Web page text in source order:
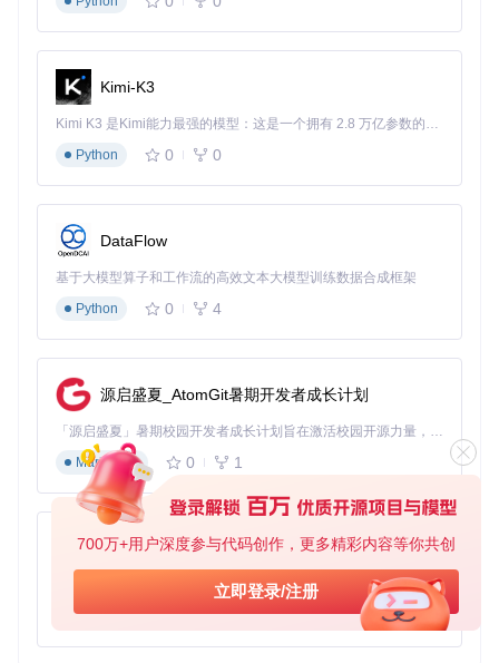
700万+用户深度参与代码创作，更多精彩内容等你共创
立即登录/注册
Umi-OCR默认通过1224端口提供HTTP服务，启动命令：
预期结果
：返回JSON格式的服务状态信息，包含"status": "ru
nning"
常见问题：端口冲突可通过--port 自定义端口参数修改
模块加载：配置批量处理环境
启用批量文档处理模块：
：终端显示"BatchDOC module loaded successfully"
常见问题
：模块加载失败需检查软件完整性或重新安装
基础操作：单文件OCR处理全流程
Kimi-K3
Kimi K3 是Kimi能力最强的模型：这是一个拥有 2.8 万亿参数的混合专家（MoE）模型，具备原生视觉理解能力，并支持 100 万 token 的上下文窗口。
Python
0 0
DataFlow
基于大模型算子和工作流的高效文本大模型训练数据合成框架
Python
0 4
源启盛夏_AtomGit暑期开发者成长计划
「源启盛夏」暑期校园开发者成长计划旨在激活校园开源力量，通过积分激励、认证扶持、资源倾斜等形式，引导高校组织和开发者完成「入驻 — 建项目 — 做贡献 — 获认证 — 得资源」的完整闭环。无论你是想带领社团入驻平台的组织者，还是希望用代码贡献证明自己的开发者，都能在这里找到属于你的成长路径。
Markdown
0 1
py-xiaozhi
基于Python的Xiaozhi AI，适用于想要完整Xiaozhi体验而无需拥有专用硬件的用户。
Python
0 1